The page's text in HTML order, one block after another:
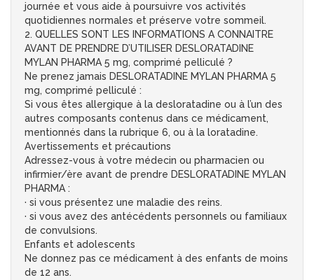
journée et vous aide à poursuivre vos activités
quotidiennes normales et préserve votre sommeil.
2. QUELLES SONT LES INFORMATIONS A CONNAITRE
AVANT DE PRENDRE D’UTILISER DESLORATADINE
MYLAN PHARMA 5 mg, comprimé pelliculé ?
Ne prenez jamais DESLORATADINE MYLAN PHARMA 5
mg, comprimé pelliculé :
Si vous êtes allergique à la desloratadine ou à l’un des
autres composants contenus dans ce médicament,
mentionnés dans la rubrique 6, ou à la loratadine.
Avertissements et précautions
Adressez-vous à votre médecin ou pharmacien ou
infirmier/ère avant de prendre DESLORATADINE MYLAN
PHARMA :
· si vous présentez une maladie des reins.
· si vous avez des antécédents personnels ou familiaux
de convulsions.
Enfants et adolescents
Ne donnez pas ce médicament à des enfants de moins
de 12 ans.